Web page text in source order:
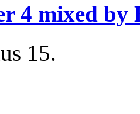
4 mixed by
15.